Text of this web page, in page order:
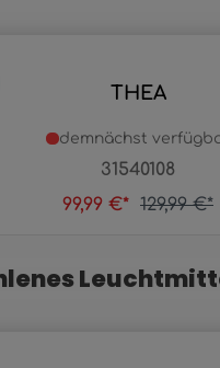
THEA
31540108
demnächst
99,99 €* 129,99 €*
überspringen